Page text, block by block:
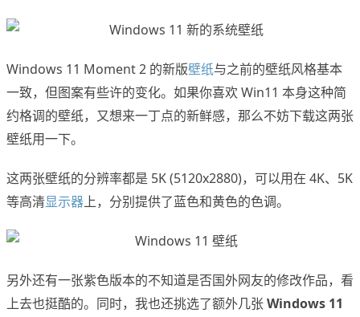
Windows 11 Moment 2 的新版壁纸与之前的壁纸风格基本
一致，但图案有些许的变化。如果你喜欢 Win11 本身这种简
约格调的壁纸，又想来一丁点的新鲜感，那么不妨下载这两张
壁纸用一下。
这两张壁纸的分辨率都是 5K (5120x2880)，可以用在 4K、5K
等高清显示器上，分别提供了蓝色和黄色的色调。
另外还有一张紫色版本的不知道是否国外网友的修改作品，看
上去也挺酷的。同时，我也还挑选了额外几张Windows 11